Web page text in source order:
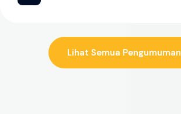
Lihat Semua Pengumuman